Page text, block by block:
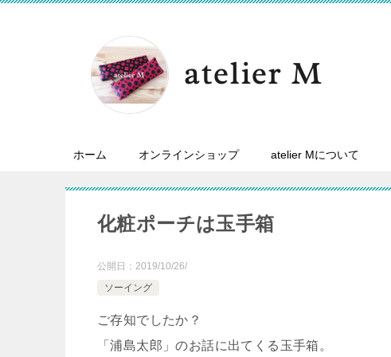
ホーム オンラインショップ atelier Mについて
化粧ポーチは玉手箱
公開日： 2019/10/26/
ソーイング
ご存知でしたか？
「浦島太郎」のお話に出てくる玉手箱。